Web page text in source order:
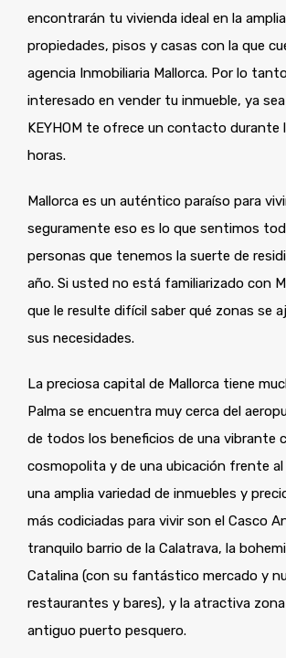
encontrarán tu vivienda ideal en la
propiedades, pisos y casas con la que
agencia Inmobiliaria Mallorca. Por lo
interesado en vender tu inmueble, ya
KEYHOM te ofrece un contacto durante
horas.
Mallorca es un auténtico paraíso para
seguramente eso es lo que sentimos
personas que tenemos la suerte de
año. Si usted no está familiarizado con
que le resulte difícil saber qué zonas se
sus necesidades.
La preciosa capital de Mallorca tiene
Palma se encuentra muy cerca del
de todos los beneficios de una vibrante
cosmopolita y de una ubicación frente al
una amplia variedad de inmuebles y
más codiciadas para vivir son el Casco
tranquilo barrio de la Calatrava, la
Catalina (con su fantástico mercado y
restaurantes y bares), y la atractiva
antiguo puerto pesquero.